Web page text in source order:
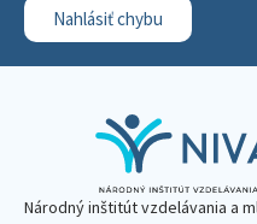
Nahlásiť chybu
Národný inštitút vzdelávania a